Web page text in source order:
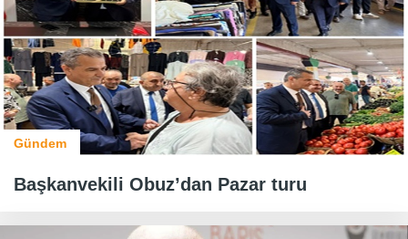
Gündem
Başkanvekili Obuz’dan Pazar turu